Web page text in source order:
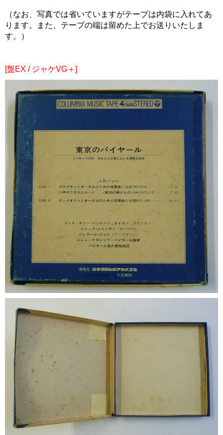
（なお、写真では省いていますがテープは内袋に入れてあ
ります。また、テープの端は留めた上でお送りいたしま
す。）
[盤EX / ジャケVG＋]